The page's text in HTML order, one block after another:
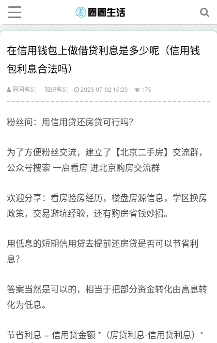
在信用钱包上做借贷利息是多少呢（信用钱
包利息合法吗）
圈圈笔记 知识笔记 2023-07-02 16:29 176
粉丝问：用信用贷还房贷可行吗？
为了方便粉丝交流，建立了【北京二手房】交流群，
公众号搜索 一启看房 进北京购房交流群
欢迎分享：看房验房经历，楼盘房源信息，学区换房
政策，交易避坑经验，还有购房省钱妙招。
用低息的短期信用贷去提前还房贷是否可以节省利
息？
答案当然是可以的，相当于把部分资金转化由高息转
化为低息。
节省利息 = 信用贷金额 *（房贷利息-信用贷利息）*